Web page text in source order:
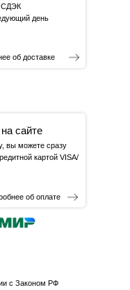
СДЭК
день
об доставке
сайте
вы можете сразу
картой VISA/
об оплате
с Законом РФ